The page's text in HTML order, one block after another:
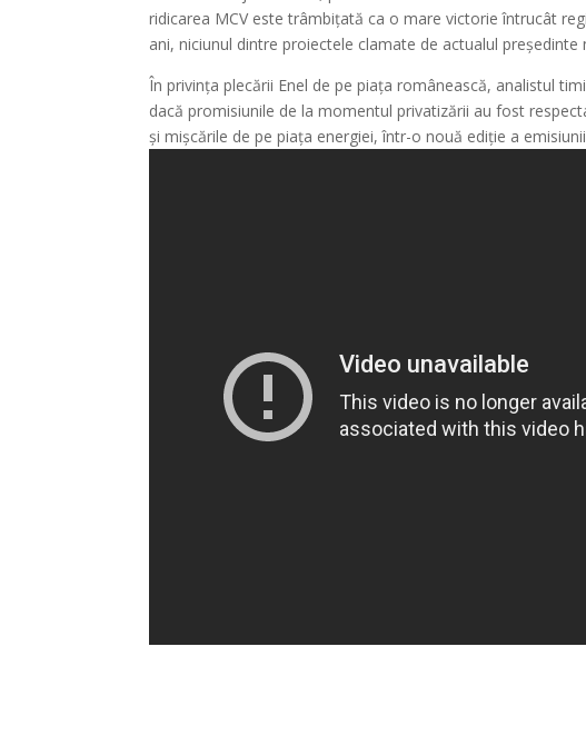
ridicarea MCV este trâmbițată ca o mare victorie întrucât
ani, niciunul dintre proiectele clamate de actualul președinte
În privința plecării Enel de pe piața românească, analistul
dacă promisiunile de la momentul privatizării au fost
și mișcările de pe piața energiei, într-o nouă ediție a emisiunii